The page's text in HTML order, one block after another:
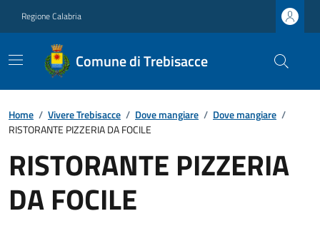
Regione Calabria
Comune di Trebisacce
Home / Vivere Trebisacce / Dove mangiare / Dove mangiare /
RISTORANTE PIZZERIA DA FOCILE
RISTORANTE PIZZERIA
DA FOCILE